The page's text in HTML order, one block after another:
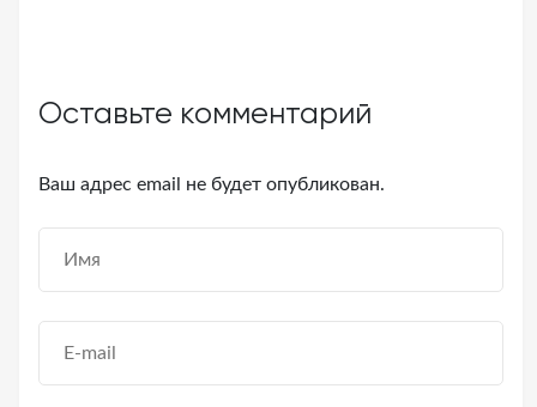
Оставьте комментарий
Ваш адрес email не будет опубликован.